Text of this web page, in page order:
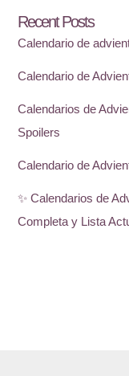
Recent Posts
Calendario de
Calendario de
Calendarios de
Spoilers
Calendario de
✨ Calendarios de
Completa y Lista